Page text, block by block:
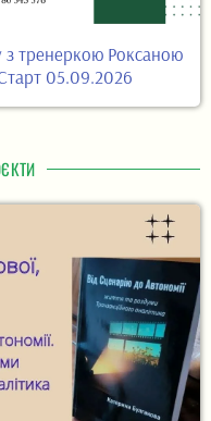
з тренеркою Роксаною
05.09.2026